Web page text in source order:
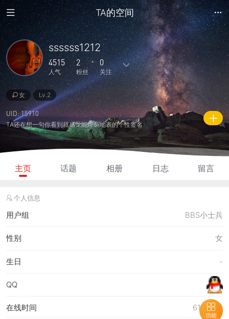
TA的空间
功能
ssssss1212
4515
人气
2
粉丝
0
关注
11
主题
43
回复
0
日志
0
相册
1
好友
2 0
关注
0
说说
4515
人气
240
积分
女 Lv.2
UID: 15910
TA还在想一句你看到就感觉能炸裂地表的个性签名
主页 话题 相册 日志 留言
个人信息
用户组 BBS小士兵
女
性别
-
生日
QQ
613 小时
在线时间